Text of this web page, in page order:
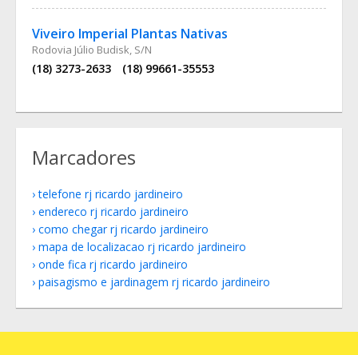
Viveiro Imperial Plantas Nativas
Rodovia Júlio Budisk, S/N
(18) 3273-2633 (18) 99661-35553
Marcadores
telefone rj ricardo jardineiro
endereco rj ricardo jardineiro
como chegar rj ricardo jardineiro
mapa de localizacao rj ricardo jardineiro
onde fica rj ricardo jardineiro
paisagismo e jardinagem rj ricardo jardineiro